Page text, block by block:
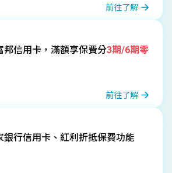
前往了解
邦信用卡，滿額享保費分3期/6期零
前往了解
銀行信用卡、紅利折抵保費功能